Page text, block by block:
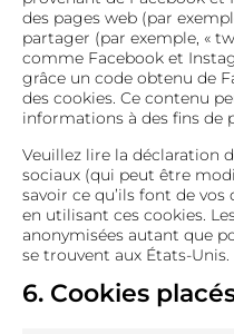
des pages web (par
partager (par exemple, «
comme Facebook et
grâce un code obtenu de
des cookies. Ce contenu
informations à des fins de
Veuillez lire la déclaration
sociaux (qui peut être
savoir ce qu’ils font de
en utilisant ces cookies.
anonymisées autant que
se trouvent aux États-Unis.
6. Cookies